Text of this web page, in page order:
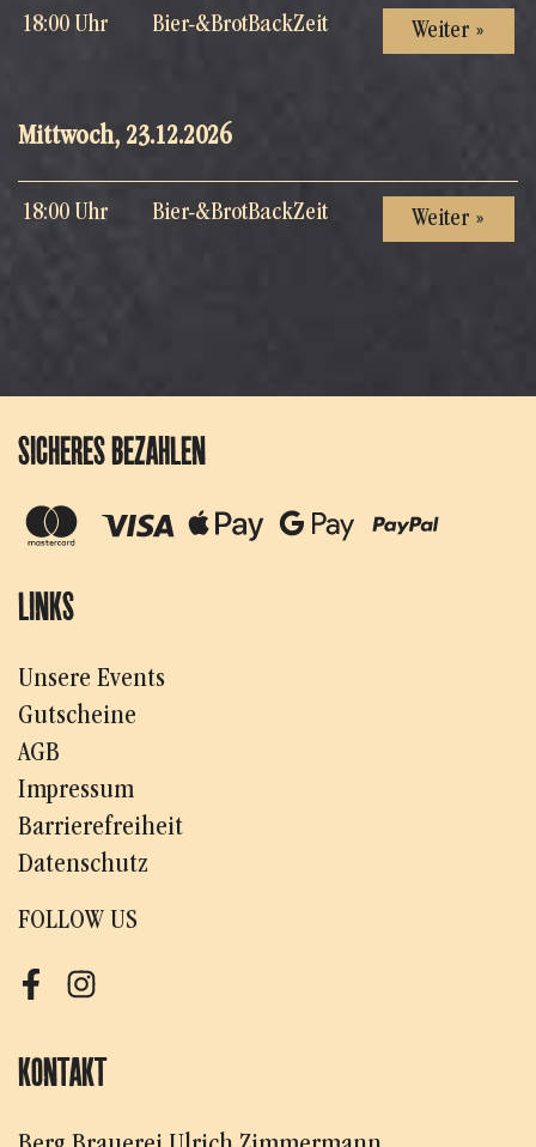
18:00 Uhr Bier-&BrotBackZeit Weiter »
Mittwoch, 23.12.2026
18:00 Uhr Bier-&BrotBackZeit Weiter »
SICHERES BEZAHLEN
LINKS
Unsere Events
Gutscheine
AGB
Impressum
Barrierefreiheit
Datenschutz
FOLLOW US
FacebookInstagram
KONTAKT